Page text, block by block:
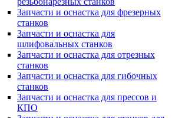
Запчасти и оснастка для фрезерных
станков
Запчасти и оснастка для
шлифовальных станков
Запчасти и оснастка для отрезных
станков
Запчасти и оснастка для гибочных
станков
Запчасти и оснастка для прессов и
КПО